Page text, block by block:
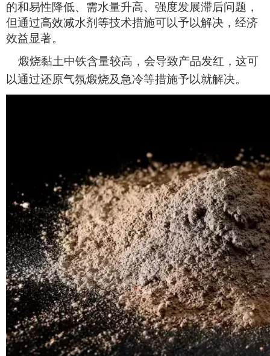
的和易性降低、需水量升高、强度发展滞后问题，
但通过高效减水剂等技术措施可以予以解决，经济
效益显著。
煅烧黏土中铁含量较高，会导致产品发红，这可
以通过还原气氛煅烧及急冷等措施予以就解决。